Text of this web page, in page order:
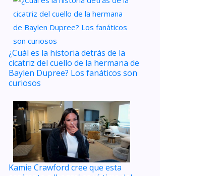
¿Cuál es la historia detrás de la
cicatriz del cuello de la hermana de
Baylen Dupree? Los fanáticos son
curiosos
Kamie Crawford cree que esta